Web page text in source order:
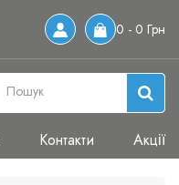
0 - 0 Грн
Контакти Акції